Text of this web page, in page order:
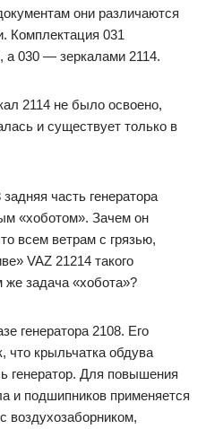
они различаются
Комплектация 031
а 030 — зеркалами 2114.
2114 не было освоено,
и существует только в
часть генератора
«хоботом». Зачем он
всем ветрам с грязью,
VAZ 21214 такого
же задача «хобота»?
генератора 2108. Его
что крыльчатка обдува
генератор. Для повышения
и подшипников применяется
воздухозаборником,